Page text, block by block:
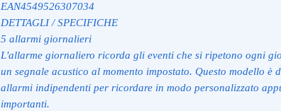
EAN4549526307034
DETTAGLI / SPECIFICHE
5 allarmi giornalieri
L'allarme giornaliero ricorda gli eventi che si ripetono ogni
un segnale acustico al momento impostato. Questo modello è
allarmi indipendenti per ricordare in modo personalizzato
importanti.